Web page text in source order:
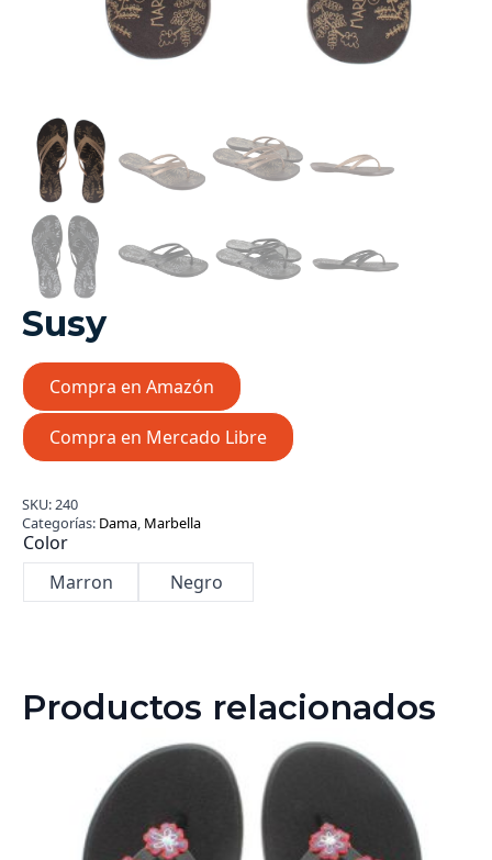
Susy
Compra en Amazón
Compra en Mercado Libre
SKU:240
Categorías: Dama, Marbella
Color
Marron
Negro
Productos relacionados